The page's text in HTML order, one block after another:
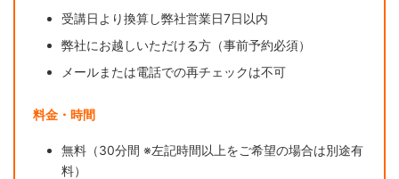
受講日より換算し弊社営業日7日以内
弊社にお越しいただける方（事前予約必須）
メールまたは電話での再チェックは不可
料金・時間
無料（30分間 ※左記時間以上をご希望の場合は別途有
料）